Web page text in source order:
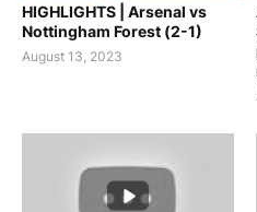
HIGHLIGHTS | Arsenal vs
Nottingham Forest (2-1)
August 13, 2023